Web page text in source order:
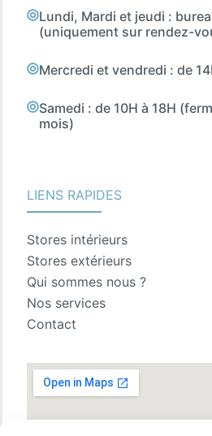
Lundi, Mardi et jeudi :
(uniquement sur rendez-
Mercredi et vendredi : de
Samedi : de 10H à 18H
mois)
LIENS RAPIDES
Stores intérieurs
Stores extérieurs
Qui sommes nous ?
Nos services
Contact